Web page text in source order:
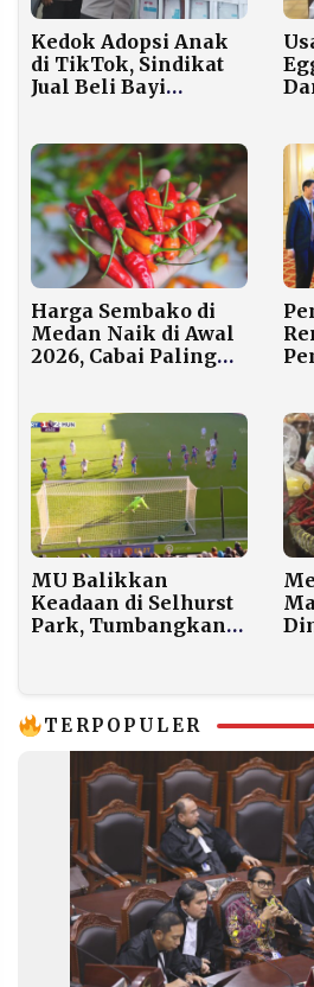
Kedok Adopsi Anak
di TikTok, Sindikat
Jual Beli Bayi
Harga Sembako di
Medan Naik di Awal
2026, Cabai Paling
MU Balikkan
Keadaan di Selhurst
Park, Tumbangkan
TERPOPULER